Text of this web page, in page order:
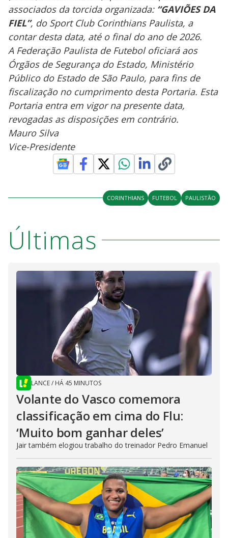
associados da torcida organizada:“GAVIÕES DA
FIEL”, do Sport Club Corinthians Paulista, a
contar desta data, até o final do ano de 2026.
A Federação Paulista de Futebol oficiará aos
Órgãos de Segurança do Estado, Ministério
Público do Estado de São Paulo, para fins de
fiscalização no cumprimento desta Portaria. Esta
Portaria entra em vigor na presente data,
revogadas as disposições em contrário.
Mauro Silva
Vice-Presidente
CORINTHIANS FUTEBOL PAULISTÃO
Últimas
LANCE/ HÁ 45 MINUTOS
Volante do Vasco comemora
classificação em cima do Flu:
‘Muito bom ganhar deles’
Jair também elogiou trabalho do treinador Pedro Emanuel